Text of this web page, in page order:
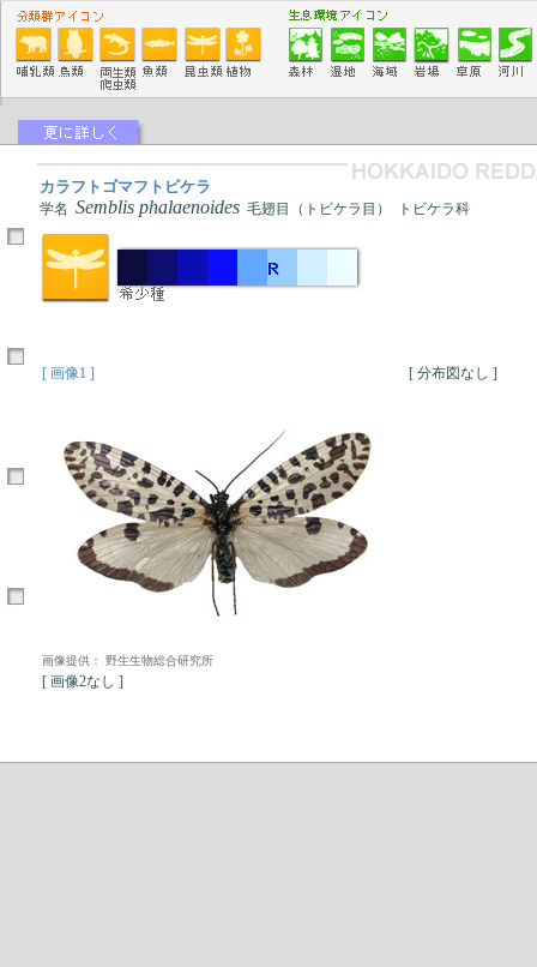
カラフトゴマフトビケラ
学名 Semblis phalaenoides 毛翅目（トビケラ目） トビケラ科
[ 画像1 ]
画像提供： 野生生物総合研究所
[ 分布図なし ]
[ 画像2なし ]